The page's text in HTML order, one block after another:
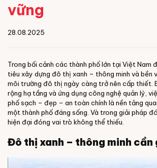
vững
28.08.2025
Trong bối cảnh các thành phố lớn tại Việt Nam
tiêu xây dựng đô thị xanh – thông minh và bền
môi trường đô thị ngày càng trở nên cấp thiết.
rộng hạ tầng và ứng dụng công nghệ quản lý,
phố sạch – đẹp – an toàn chính là nền tảng
một thành phố đáng sống. Và trong giải pháp
hiện đại đóng vai trò không thể thiếu.
Đô thị xanh – thông minh cần